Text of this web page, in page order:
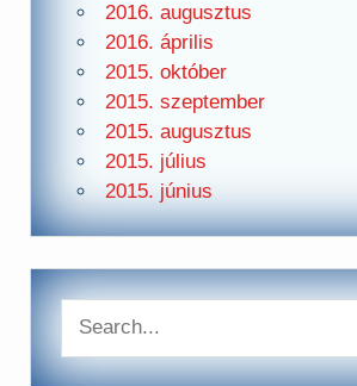
2016. augusztus
2016. április
2015. október
2015. szeptember
2015. augusztus
2015. július
2015. június